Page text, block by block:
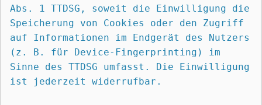
Abs. 1 TTDSG, soweit die Einwilligung die
Speicherung von Cookies oder den Zugriff
auf Informationen im Endgerät des Nutzers
(z. B. für Device-Fingerprinting) im
Sinne des TTDSG umfasst. Die Einwilligung
ist jederzeit widerrufbar.